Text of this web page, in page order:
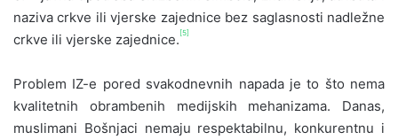
naziva crkve ili vjerske zajednice bez saglasnosti nadležne
crkve ili vjerske zajednice. [5]
Problem IZ-e pored svakodnevnih napada je to što nema
kvalitetnih obrambenih medijskih mehanizama. Danas,
muslimani Bošnjaci nemaju respektabilnu, konkurentnu i